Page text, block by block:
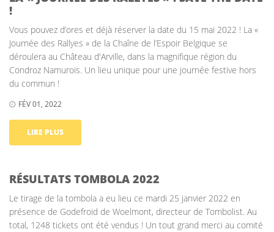
!
Vous pouvez d’ores et déjà réserver la date du 15 mai 2022 ! La «
Journée des Rallyes » de la Chaîne de l’Espoir Belgique se
déroulera au Château d'Arville, dans la magnifique région du
Condroz Namurois. Un lieu unique pour une journée festive hors
du commun !
FÉV 01, 2022
LIRE PLUS
RÉSULTATS TOMBOLA 2022
Le tirage de la tombola a eu lieu ce mardi 25 janvier 2022 en
présence de Godefroid de Woelmont, directeur de Tombolist. Au
total, 1248 tickets ont été vendus ! Un tout grand merci au comité